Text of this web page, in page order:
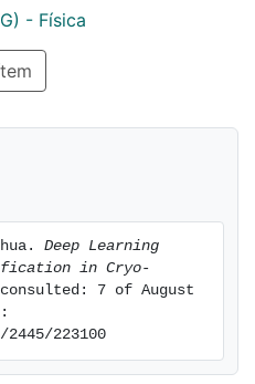
- Física
Deep Learning
in Cryo-
7 of August
223100